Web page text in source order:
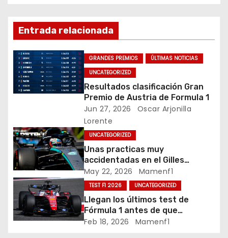
k
e
g
a
c
ó
n
d
e
e
Entrada relacionada
GRANDES PREMIOS
ÚLTIMAS NOTICIAS
UNCATEGORIZED
Resultados clasificación Gran
Premio de Austria de Formula 1
Jun 27, 2026
Oscar Arjonilla
Lorente
UNCATEGORIZED
Unas practicas muy
accidentadas en el Gilles
Villeneuve deja a Fernando en
buena posición, ¿será real?… /
Crónica libes 1 GP Canadá
May 22, 2026 Mamenf1
TEST F1 2026 UNCATEGORIZED
Llegan los últimos test de
Fórmula 1 antes de que
comience la nueva temporada
Feb 18, 2026 Mamenf1